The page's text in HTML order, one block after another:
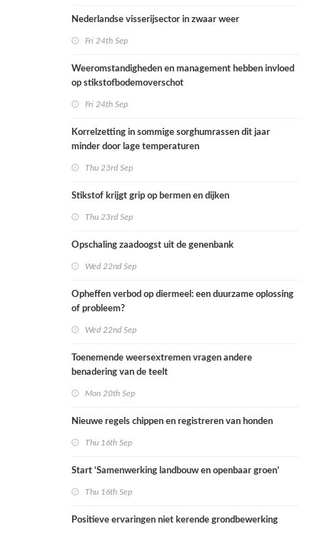
Nederlandse visserijsector in zwaar weer
Fri 24th Sep
Weeromstandigheden en management hebben invloed
op stikstofbodemoverschot
Fri 24th Sep
Korrelzetting in sommige sorghumrassen dit jaar
minder door lage temperaturen
Thu 23rd Sep
Stikstof krijgt grip op bermen en dijken
Thu 23rd Sep
Opschaling zaadoogst uit de genenbank
Wed 22nd Sep
Opheffen verbod op diermeel: een duurzame oplossing
of probleem?
Wed 22nd Sep
Toenemende weersextremen vragen andere
benadering van de teelt
Mon 20th Sep
Nieuwe regels chippen en registreren van honden
Thu 16th Sep
Start ‘Samenwerking landbouw en openbaar groen’
Thu 16th Sep
Positieve ervaringen niet kerende grondbewerking